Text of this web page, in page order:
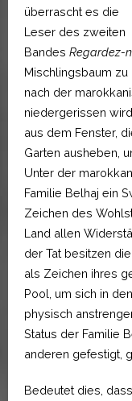
überrascht es die
Leser des zweiten
Bandes Regardez-
Mischlingsbaum
nach der
niedergerissen
aus dem Fenster,
Garten ausheben,
Unter der
Familie Belhaj ein
Zeichen des
Land allen
der Tat besitzen
als Zeichen ihres
Pool, um sich in
physisch
Status der Familie
anderen gefestigt,
Bedeutet dies,